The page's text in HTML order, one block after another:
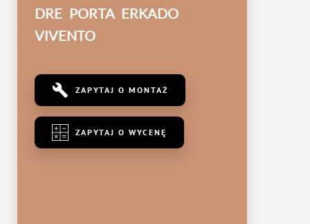
DRE PORTA ERKADO
VIVENTO
ZAPYTAJ O MONTAŻ
ZAPYTAJ O WYCENĘ